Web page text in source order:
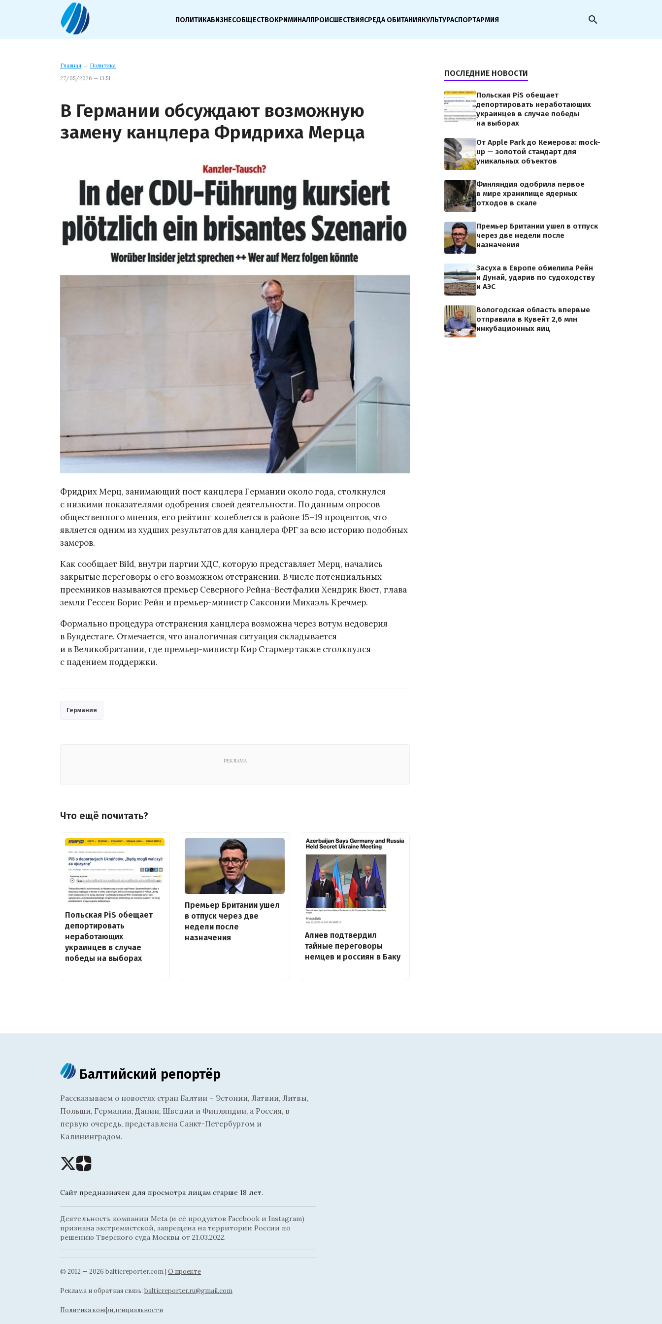
ПОЛИТИКАБИЗНЕСОБЩЕСТВОКРИМИНАЛПРОИСШЕСТВИЯСРЕДА ОБИТАНИЯКУЛЬТУРАСПОРТАРМИЯ search
Главная → Политика
27/05/2026 — 13:51
В Германии обсуждают возможную
замену канцлера Фридриха Мерца
Фридрих Мерц, занимающий пост канцлера Германии около года, столкнулся
с низкими показателями одобрения своей деятельности. По данным опросов
общественного мнения, его рейтинг колеблется в районе 15–19 процентов, что
является одним из худших результатов для канцлера ФРГ за всю историю подобных
замеров.
Как сообщает Bild, внутри партии ХДС, которую представляет Мерц, начались
закрытые переговоры о его возможном отстранении. В числе потенциальных
преемников называются премьер Северного Рейна-Вестфалии Хендрик Вюст, глава
земли Гессен Борис Рейн и премьер-министр Саксонии Михаэль Кречмер.
Формально процедура отстранения канцлера возможна через вотум недоверия
в Бундестаге. Отмечается, что аналогичная ситуация складывается
и в Великобритании, где премьер-министр Кир Стармер также столкнулся
с падением поддержки.
Германия
РЕКЛАМА
Что ещё почитать?
Польская PiS обещает
депортировать
неработающих
украинцев в случае
победы на выборах
Премьер Британии ушел
в отпуск через две
недели после
назначения
Алиев подтвердил
тайные переговоры
немцев и россиян в Баку
ПОСЛЕДНИЕ НОВОСТИ
Польская PiS обещает
депортировать неработающих
украинцев в случае победы
на выборах
От Apple Park до Кемерова: mock-
up — золотой стандарт для
уникальных объектов
Финляндия одобрила первое
в мире хранилище ядерных
отходов в скале
Премьер Британии ушел в отпуск
через две недели после
назначения
Засуха в Европе обмелила Рейн
и Дунай, ударив по судоходству
и АЭС
Вологодская область впервые
отправила в Кувейт 2,6 млн
инкубационных яиц
Балтийский репортёр
Рассказываем о новостях стран Балтии – Эстонии, Латвии, Литвы,
Польши, Германии, Дании, Швеции и Финляндии, а Россия, в
первую очередь, представлена Санкт-Петербургом и
Калининградом.
Сайт предназначен для просмотра лицам старше 18 лет.
Деятельность компании Meta (и её продуктов Facebook и Instagram)
признана экстремистской, запрещена на территории России по
решению Тверского суда Москвы от 21.03.2022.
© 2012 — 2026 balticreporter.com | О проекте
Реклама и обратная связь: balticreporter.ru@gmail.com
Политика конфиденциальности